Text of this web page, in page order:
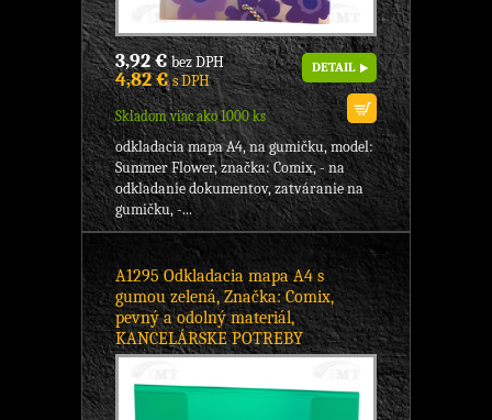
3,92 €bez DPH
4,82 €s DPH
Skladom viac ako 1000 ks
DETAIL
odkladacia mapa A4, na gumičku, model:
Summer Flower, značka: Comix, - na
odkladanie dokumentov, zatváranie na
gumičku, -...
A1295 Odkladacia mapa A4 s
gumou zelená, Značka: Comix,
pevný a odolný materiál,
KANCELÁRSKE POTREBY